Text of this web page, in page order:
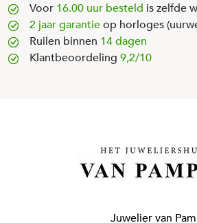
Voor 16.00 uur besteld is zelfde
2 jaar garantieop horloges
Ruilen binnen 14 dagen
Klantbeoordeling 9,2/10
Juwelier van